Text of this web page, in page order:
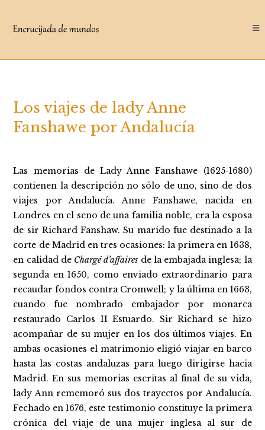
contenido
Los viajes de lady Anne
Fanshawe por Andalucía
Las memorias de Lady Anne Fanshawe (1625-1680)
contienen la descripción no sólo de uno, sino de dos
viajes por Andalucía. Anne Fanshawe, nacida en
Londres en el seno de una familia noble, era la esposa
de sir Richard Fanshaw. Su marido fue destinado a la
corte de Madrid en tres ocasiones: la primera en 1638,
en calidad de Chargé d’affaires de la embajada inglesa; la
segunda en 1650, como enviado extraordinario para
recaudar fondos contra Cromwell; y la última en 1663,
cuando fue nombrado embajador por monarca
restaurado Carlos II Estuardo. Sir Richard se hizo
acompañar de su mujer en los dos últimos viajes. En
ambas ocasiones el matrimonio eligió viajar en barco
hasta las costas andaluzas para luego dirigirse hacia
Madrid. En sus memorias escritas al final de su vida,
lady Ann rememoró sus dos trayectos por Andalucía.
Fechado en 1676, este testimonio constituye la primera
crónica del viaje de una mujer inglesa al sur de